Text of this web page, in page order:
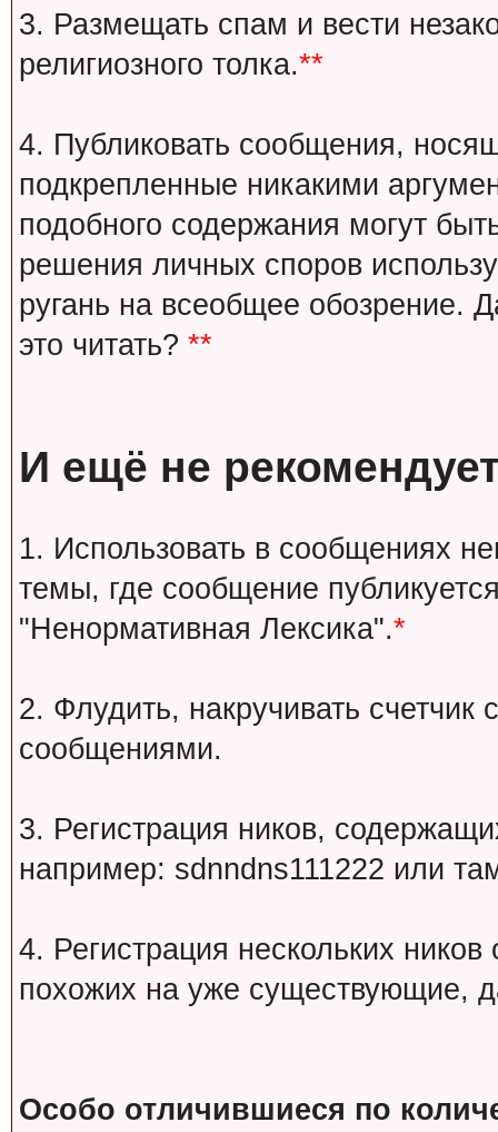
3. Размещать спам и вести
религиозного толка.**
4. Публиковать сообщения,
подкрепленные никакими
подобного содержания могут
решения личных споров
ругань на всеобщее обозрение.
это читать? **
И ещё не
1. Использовать в сообщениях
темы, где сообщение
"Ненормативная Лексика".*
2. Флудить, накручивать
сообщениями.
3. Регистрация ников,
например: sdnndns111222 или
4. Регистрация нескольких
похожих на уже существующие,
Особо отличившиеся по